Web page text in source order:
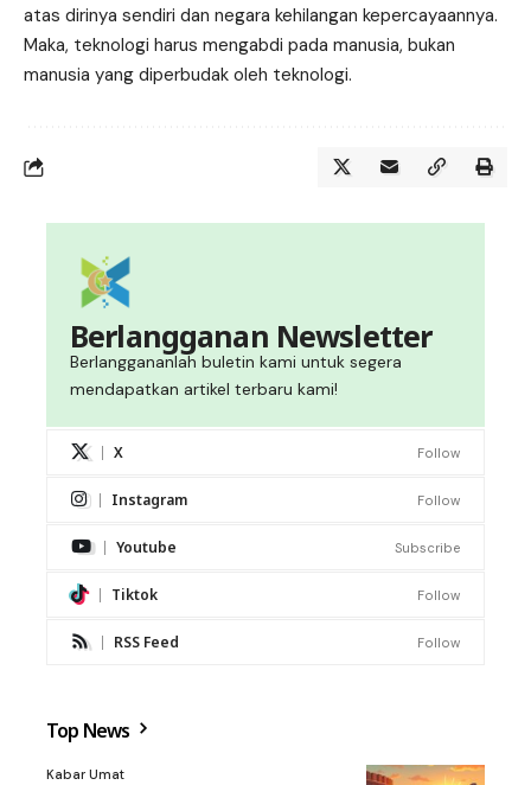
atas dirinya sendiri dan negara kehilangan kepercayaannya.
Maka, teknologi harus mengabdi pada manusia, bukan
manusia yang diperbudak oleh teknologi.
Berlangganan Newsletter
Berlanggananlah buletin kami untuk segera
mendapatkan artikel terbaru kami!
X Follow
Instagram Follow
Youtube Subscribe
Tiktok Follow
RSS Feed Follow
Top News
Kabar Umat